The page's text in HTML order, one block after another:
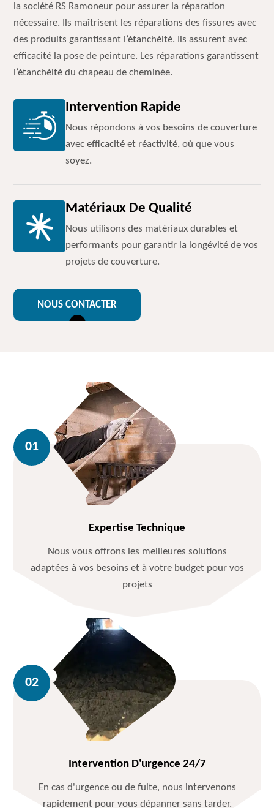
la société RS Ramoneur pour assurer la réparation
nécessaire. Ils maîtrisent les réparations des fissures avec
des produits garantissant l’étanchéité. Ils assurent avec
efficacité la pose de peinture. Les réparations garantissent
l’étanchéité du chapeau de cheminée.
Intervention Rapide
Nous répondons à vos besoins de couverture
avec efficacité et réactivité, où que vous
soyez.
Matériaux De Qualité
Nous utilisons des matériaux durables et
performants pour garantir la longévité de vos
projets de couverture.
NOUS CONTACTER
Expertise Technique
Nous vous offrons les meilleures solutions
adaptées à vos besoins et à votre budget pour vos
projets
Intervention D'urgence 24/7
En cas d'urgence ou de fuite, nous intervenons
rapidement pour vous dépanner sans tarder.